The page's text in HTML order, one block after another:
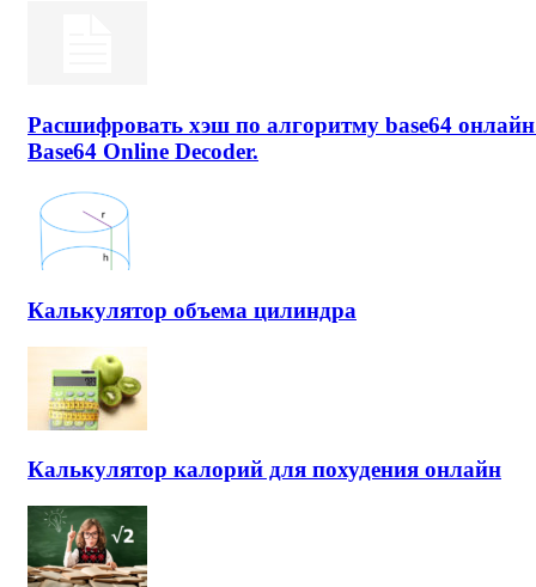
Расшифровать хэш по алгоритму base64
Base64 Online Decoder.
Калькулятор объема цилиндра
Калькулятор калорий для похудения онлайн